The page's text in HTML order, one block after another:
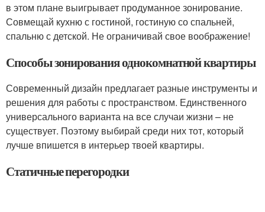
в этом плане выигрывает продуманное зонирование.
Совмещай кухню с гостиной, гостиную со спальней,
спальню с детской. Не ограничивай свое воображение!
Способы зонирования однокомнатной квартиры
Современный дизайн предлагает разные инструменты и
решения для работы с пространством. Единственного
универсального варианта на все случаи жизни – не
существует. Поэтому выбирай среди них тот, который
лучше впишется в интерьер твоей квартиры.
Статичные перегородки